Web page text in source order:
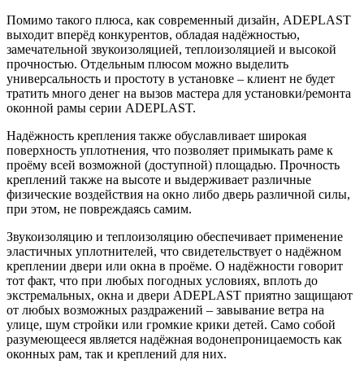
Помимо такого плюса, как современный дизайн, ADEPLAST
выходит вперёд конкурентов, обладая надёжностью,
замечательной звукоизоляцией, теплоизоляцией и высокой
прочностью. Отдельным плюсом можно выделить
универсальность и простоту в установке – клиент не будет
тратить много денег на вызов мастера для установки/ремонта
оконной рамы серии ADEPLAST.
Надёжность крепления также обуславливает широкая
поверхность уплотнения, что позволяет примыкать раме к
проёму всей возможной (доступной) площадью. Прочность
креплений также на высоте и выдерживает различные
физические воздействия на окно либо дверь различной силы,
при этом, не повреждаясь самим.
Звукоизоляцию и теплоизоляцию обеспечивает применение
эластичных уплотнителей, что свидетельствует о надёжном
креплении двери или окна в проёме. О надёжности говорит
тот факт, что при любых погодных условиях, вплоть до
экстремальных, окна и двери ADEPLAST приятно защищают
от любых возможных раздражений – завывание ветра на
улице, шум стройки или громкие крики детей. Само собой
разумеющееся является надёжная водонепроницаемость как
оконных рам, так и креплений для них.